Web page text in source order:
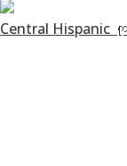
Central Hispanic